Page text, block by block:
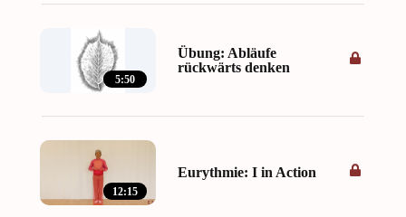
5:50
Übung: Abläufe
rückwärts denken
12:15
Eurythmie: I in Action